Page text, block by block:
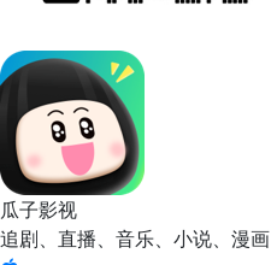
瓜子影视
追剧、直播、音乐、小说、漫画